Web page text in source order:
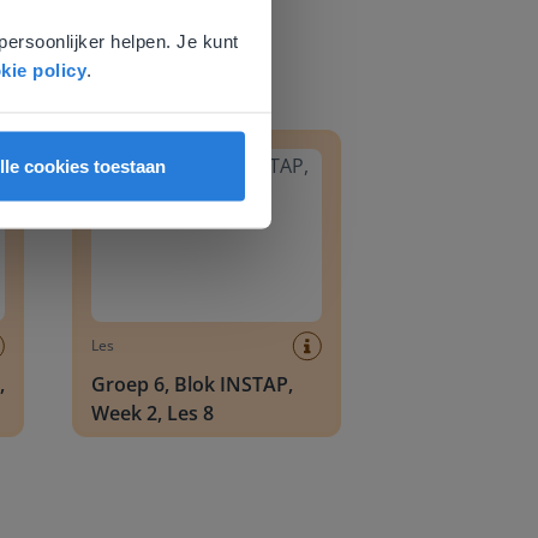
helpen. Je kunt
policy.
cookies toestaan
Les
Groep 6, Blok INSTAP,
Week 2, Les 8